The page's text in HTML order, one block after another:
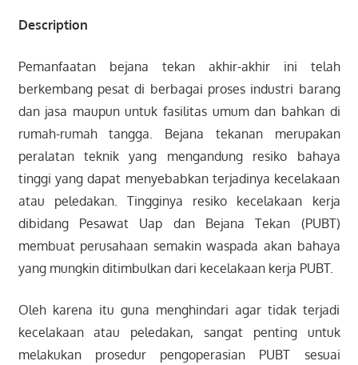
Description
Pemanfaatan bejana tekan akhir-akhir ini telah
berkembang pesat di berbagai proses industri barang
dan jasa maupun untuk fasilitas umum dan bahkan di
rumah-rumah tangga. Bejana tekanan merupakan
peralatan teknik yang mengandung resiko bahaya
tinggi yang dapat menyebabkan terjadinya kecelakaan
atau peledakan. Tingginya resiko kecelakaan kerja
dibidang Pesawat Uap dan Bejana Tekan (PUBT)
membuat perusahaan semakin waspada akan bahaya
yang mungkin ditimbulkan dari kecelakaan kerja PUBT.
Oleh karena itu guna menghindari agar tidak terjadi
kecelakaan atau peledakan, sangat penting untuk
melakukan prosedur pengoperasian PUBT sesuai